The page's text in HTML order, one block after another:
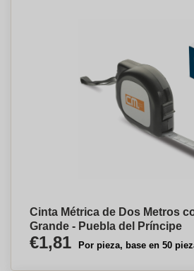
Cinta Métrica de Dos Metros
Grande - Puebla del Príncipe
€1,81 Por pieza, base en 50